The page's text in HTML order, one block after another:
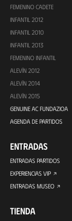
FEMENINO CADETE
INFANTIL 2012
INFANTIL 2010
INFANTIL 2013
FEMENINO INFANTIL
ALEVÍN 2012
ALEVÍN 2014
ALEVÍN 2015
GENUINE AC FUNDAZIOA
AGENDA DE PARTIDOS
ENTRADAS
ENTRADAS PARTIDOS
EXPERIENCIAS VIP
ENTRADAS MUSEO
TIENDA